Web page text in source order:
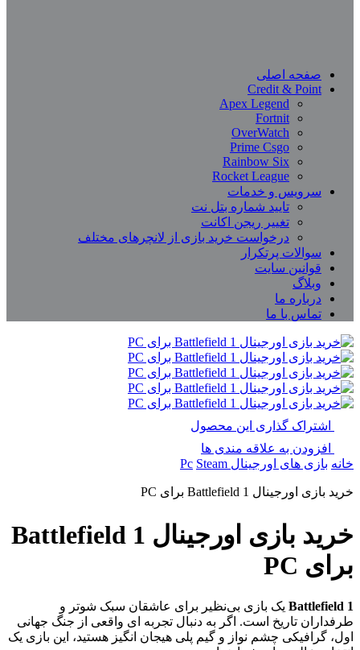
صفحه اصلی
Credit & Point
Apex Legend
Fortnit
OverWatch
Prime Csgo
Rainbow Six
Rocket League
سرویس و خدمات
تایید شماره بتل نت
تغییر ریجن اکانت
درخواست خرید بازی از لانچرهای مختلف
سوالات پرتکرار
قوانین سایت
وبلاگ
درباره ما
تماس با ما
اشتراک گذاری این محصول
افزودن به علاقه مندی ها
خانه بازی های اورجینال Pc Steam
خرید بازی اورجینال Battlefield 1 برای PC
خرید بازی اورجینال Battlefield 1
برای PC
Battlefield 1 یک بازی بی‌نظیر برای عاشقان سبک شوتر و
طرفداران تاریخ است. اگر به دنبال تجربه‌ ای واقعی از جنگ جهانی
اول، گرافیکی چشم‌ نواز و گیم‌ پلی هیجان‌ انگیز هستید، این بازی یک